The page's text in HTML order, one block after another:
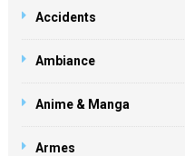
Accidents
Ambiance
Anime & Manga
Armes